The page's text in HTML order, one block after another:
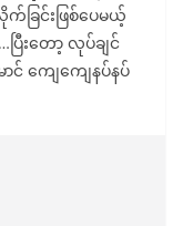
ခြင်းဖြစ်ပေမယ့်
ြီးတော့ လုပ်ချင်
င် ကျေကျေနပ်နပ်